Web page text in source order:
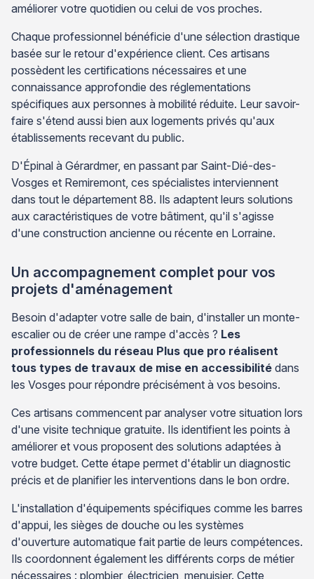
améliorer votre quotidien ou celui de vos proches.
Chaque professionnel bénéficie d'une sélection drastique
basée sur le retour d'expérience client. Ces artisans
possèdent les certifications nécessaires et une
connaissance approfondie des réglementations
spécifiques aux personnes à mobilité réduite. Leur savoir-
faire s'étend aussi bien aux logements privés qu'aux
établissements recevant du public.
D'Épinal à Gérardmer, en passant par Saint-Dié-des-
Vosges et Remiremont, ces spécialistes interviennent
dans tout le département 88. Ils adaptent leurs solutions
aux caractéristiques de votre bâtiment, qu'il s'agisse
d'une construction ancienne ou récente en Lorraine.
Un accompagnement complet pour vos
projets d'aménagement
Besoin d'adapter votre salle de bain, d'installer un monte-
escalier ou de créer une rampe d'accès ? Les
professionnels du réseau Plus que pro réalisent
tous types de travaux de mise en accessibilité dans
les Vosges pour répondre précisément à vos besoins.
Ces artisans commencent par analyser votre situation lors
d'une visite technique gratuite. Ils identifient les points à
améliorer et vous proposent des solutions adaptées à
votre budget. Cette étape permet d'établir un diagnostic
précis et de planifier les interventions dans le bon ordre.
L'installation d'équipements spécifiques comme les barres
d'appui, les sièges de douche ou les systèmes
d'ouverture automatique fait partie de leurs compétences.
Ils coordonnent également les différents corps de métier
nécessaires : plombier, électricien, menuisier. Cette